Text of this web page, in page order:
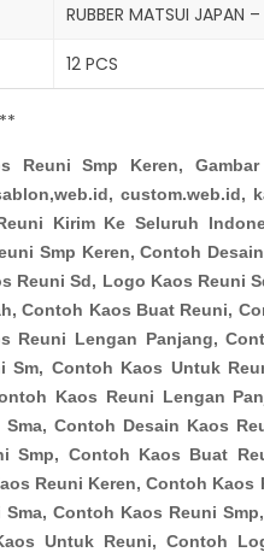
RUBBER MATSUI JAPAN
12 PCS
Reuni Smp Keren,
custom.web.id,
Kirim Ke Seluruh
Smp Keren, Contoh
Reuni Sd, Logo Kaos Reuni
Contoh Kaos Buat Reuni,
Reuni Lengan Panjang,
Sm, Contoh Kaos Untuk
Kaos Reuni Lengan
Sma, Contoh Desain Kaos
Smp, Contoh Kaos Buat
Reuni Keren, Contoh
Contoh Kaos Reuni
Untuk Reuni, Contoh